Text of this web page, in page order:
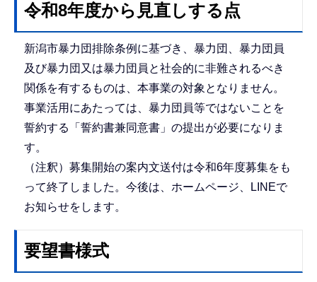
令和8年度から見直しする点
新潟市暴力団排除条例に基づき、暴力団、暴力団員
及び暴力団又は暴力団員と社会的に非難されるべき
関係を有するものは、本事業の対象となりません。
事業活用にあたっては、暴力団員等ではないことを
誓約する「誓約書兼同意書」の提出が必要になりま
す。
（注釈）募集開始の案内文送付は令和6年度募集をも
って終了しました。今後は、ホームページ、LINEで
お知らせをします。
要望書様式